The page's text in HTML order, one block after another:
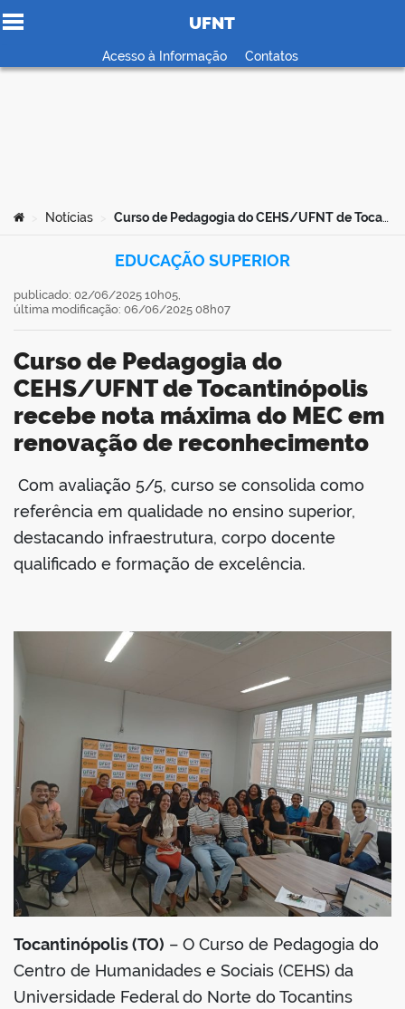
Ir para o conteúdo
UFNT
Acesso à Informação Contatos
Você está aqui:
Notícias Curso de Pedagogia do CEHS/UFNT de Tocantinópolis recebe nota máxima do MEC em renovação de reconhecimento
EDUCAÇÃO SUPERIOR
Curso de Pedagogia do
CEHS/UFNT de Tocantinópolis
recebe nota máxima do MEC em
renovação de reconhecimento
publicado: 02/06/2025 10h05,
última modificação: 06/06/2025 08h07
Com avaliação 5/5, curso se consolida como
referência em qualidade no ensino superior,
destacando infraestrutura, corpo docente
qualificado e formação de excelência.
Tocantinópolis (TO) – O Curso de Pedagogia do
Centro de Humanidades e Sociais (CEHS) da
Universidade Federal do Norte do Tocantins